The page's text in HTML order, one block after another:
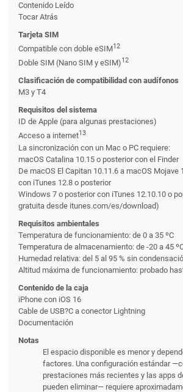
Contenido Leído
Tocar Atrás
Tarjeta SIM
Compatible con doble eSIM12
Doble SIM (Nano SIM y eSIM)12
Clasificación de compati­bilidad con audífonos
M3 y T4
Requisitos del sistema
ID de Apple (para algunas prestaciones)
Acceso a internet13
La sincronización con un Mac o PC requiere:
macOS Catalina 10.15 o posterior con el Finder
De macOS El Capitan 10.11.6 a macOS Mojave
con iTunes 12.8 o posterior
Windows 7 o posterior con iTunes 12.10.10 o
gratuita desde itunes.com/es/download)
Requisitos ambientales
Temperatura de funcionamiento: de 0 a 35 ºC
Temperatura de almacena­miento: de -20 a 45
Humedad relativa: del 5 al 95 % sin
Altitud máxima de funcionamiento: probado
Contenido de la caja
iPhone con iOS 16
Cable de USB?C a conector Lightning
Documentación
Notas
El espacio disponible es menor y
factores. Una configuración estándar
prestaciones más recientes y las apps
pueden eliminar— requiere